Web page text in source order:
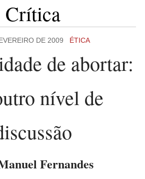
Crítica
DE 2009 ÉTICA
de abortar:
nível de
Fernandes